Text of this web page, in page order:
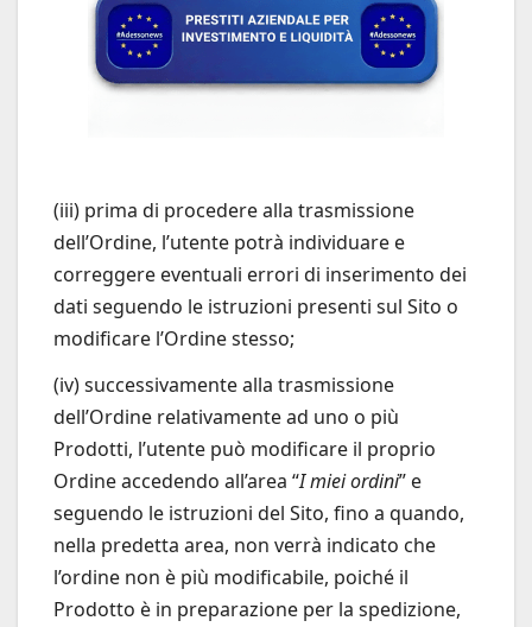
(iii) prima di procedere alla trasmissione
dell’Ordine, l’utente potrà individuare e
correggere eventuali errori di inserimento dei
dati seguendo le istruzioni presenti sul Sito o
modificare l’Ordine stesso;
(iv) successivamente alla trasmissione
dell’Ordine relativamente ad uno o più
Prodotti, l’utente può modificare il proprio
Ordine accedendo all’area “I miei ordini” e
seguendo le istruzioni del Sito, fino a quando,
nella predetta area, non verrà indicato che
l’ordine non è più modificabile, poiché il
Prodotto è in preparazione per la spedizione,